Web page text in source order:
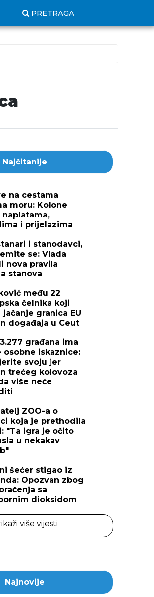
PRETRAGA
Najčitanije
na cestama
moru: Kolone
naplatama,
i prijelazima
i stanodavci,
se: Vlada
nova pravila
stanova
među 22
čelnika koji
jačanje granica EU
događaja u Ceut
građana ima
osobne iskaznice:
svoju jer
trećeg kolovoza
više neće
ZOO-a o
koja je prethodila
"Ta igra je očito
u nekakav
šećer stigao iz
Opozvan zbog
sa
dioksidom
više vijesti
Najnovije